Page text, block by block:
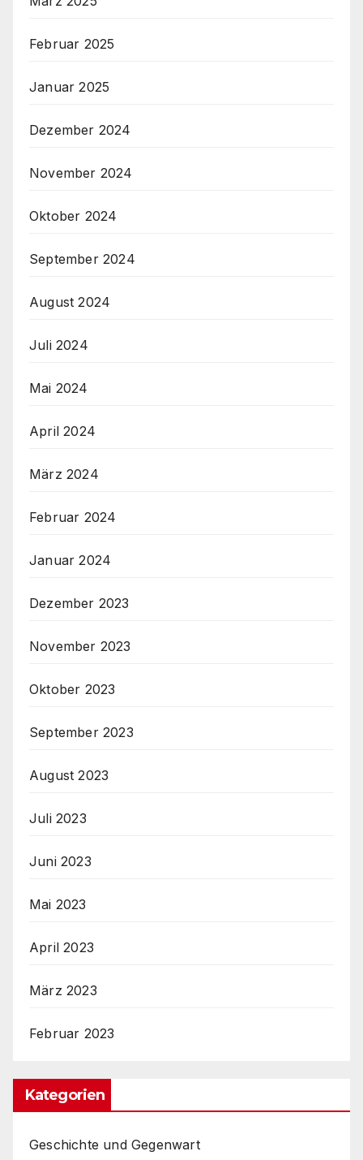
Februar 2025
Januar 2025
Dezember 2024
November 2024
Oktober 2024
September 2024
August 2024
Juli 2024
Mai 2024
April 2024
März 2024
Februar 2024
Januar 2024
Dezember 2023
November 2023
Oktober 2023
September 2023
August 2023
Juli 2023
Juni 2023
Mai 2023
April 2023
März 2023
Februar 2023
Kategorien
Geschichte und Gegenwart